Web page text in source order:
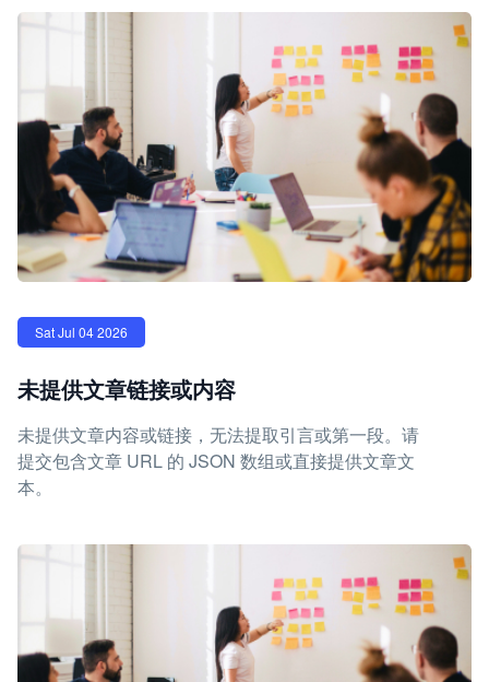
Sat Jul 04 2026
未提供文章链接或内容
未提供文章内容或链接，无法提取引言或第一段。请
提交包含文章 URL 的 JSON 数组或直接提供文章文
本。